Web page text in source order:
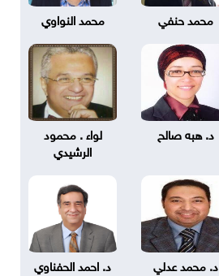
محمد حنفي محمد النواوي
د. هبه صالح
لواء . محمود
الرشيدي
د. محمد عدلي د. احمد الحفناوي